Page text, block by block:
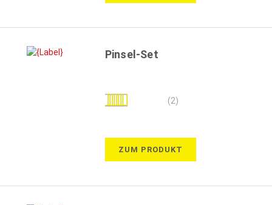
Pinsel-Set
Bewertung: (2)
ZUM PRODUKT